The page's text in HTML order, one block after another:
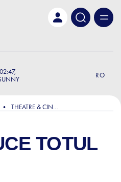
02:47
RO
THEATRE & CINEMA
TOTUL